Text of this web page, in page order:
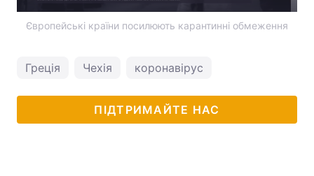
Європейські країни посилюють карантинні обмеження
Греція Чехія коронавірус
ПІДТРИМАЙТЕ НАС